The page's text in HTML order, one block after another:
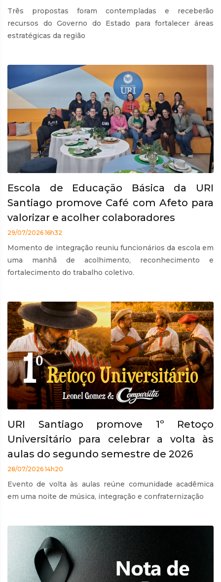
Três propostas foram contempladas e receberão
recursos do Governo do Estado para fortalecer áreas
estratégicas da região
Escola de Educação Básica da URI
Santiago promove Café com Afeto para
valorizar e acolher colaboradores
29/07/2026 16h32
Momento de integração reuniu funcionários da escola em
uma manhã de acolhimento, reconhecimento e
fortalecimento do trabalho coletivo.
URI Santiago promove 1º Retoço
Universitário para celebrar a volta às
aulas do segundo semestre de 2026
28/07/2026 14h20
Evento de volta às aulas reúne comunidade acadêmica
em uma noite de música, integração e confraternização